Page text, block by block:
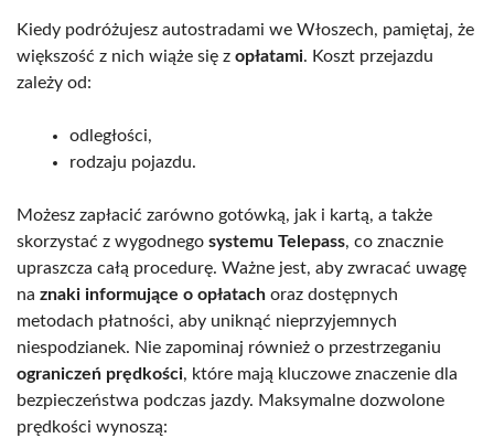
Kiedy podróżujesz autostradami we Włoszech, pamiętaj, że
większość z nich wiąże się z opłatami. Koszt przejazdu
zależy od:
odległości,
rodzaju pojazdu.
Możesz zapłacić zarówno gotówką, jak i kartą, a także
skorzystać z wygodnego systemu Telepass, co znacznie
upraszcza całą procedurę. Ważne jest, aby zwracać uwagę
na znaki informujące o opłatach oraz dostępnych
metodach płatności, aby uniknąć nieprzyjemnych
niespodzianek. Nie zapominaj również o przestrzeganiu
ograniczeń prędkości, które mają kluczowe znaczenie dla
bezpieczeństwa podczas jazdy. Maksymalne dozwolone
prędkości wynoszą: